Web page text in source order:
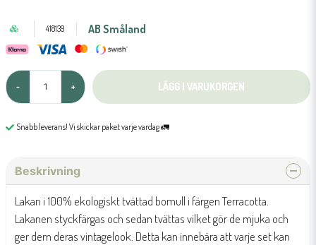
418139 AB Småland
- + LÄGG I VARUKORGEN
Snabb leverans! Vi skickar paket varje vardag 🚛
Beskrivning
Lakan i 100% ekologiskt tvättad bomull i färgen Terracotta.
Lakanen styckfärgas och sedan tvättas vilket gör de mjuka och
ger dem deras vintagelook. Detta kan innebära att varje set kan